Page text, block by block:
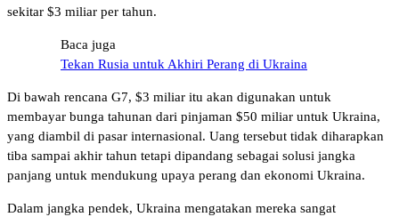
sekitar $3 miliar per tahun.
Baca juga
Tekan Rusia untuk Akhiri Perang di Ukraina
Di bawah rencana G7, $3 miliar itu akan digunakan untuk
membayar bunga tahunan dari pinjaman $50 miliar untuk Ukraina,
yang diambil di pasar internasional. Uang tersebut tidak diharapkan
tiba sampai akhir tahun tetapi dipandang sebagai solusi jangka
panjang untuk mendukung upaya perang dan ekonomi Ukraina.
Dalam jangka pendek, Ukraina mengatakan mereka sangat